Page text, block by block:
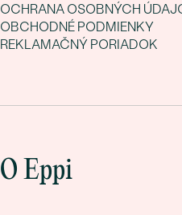
OCHRANA OSOBNÝCH
OBCHODNÉ PODMIENKY
REKLAMAČNÝ PORIADOK
O Eppi